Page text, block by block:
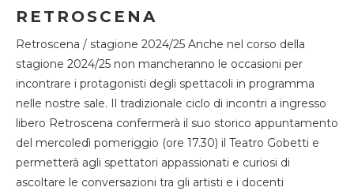
RETROSCENA
Retroscena / stagione 2024/25 Anche nel corso della
stagione 2024/25 non mancheranno le occasioni per
incontrare i protagonisti degli spettacoli in programma
nelle nostre sale. Il tradizionale ciclo di incontri a ingresso
libero Retroscena confermerà il suo storico appuntamento
del mercoledì pomeriggio (ore 17.30) il Teatro Gobetti e
permetterà agli spettatori appassionati e curiosi di
ascoltare le conversazioni tra gli artisti e i docenti